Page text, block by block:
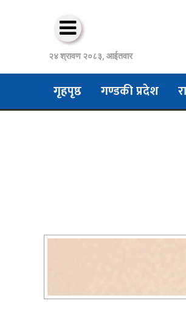
२४ श्रावण २०८३, आईतवार
गृहपृष्ठ गण्डकी प्रदेश